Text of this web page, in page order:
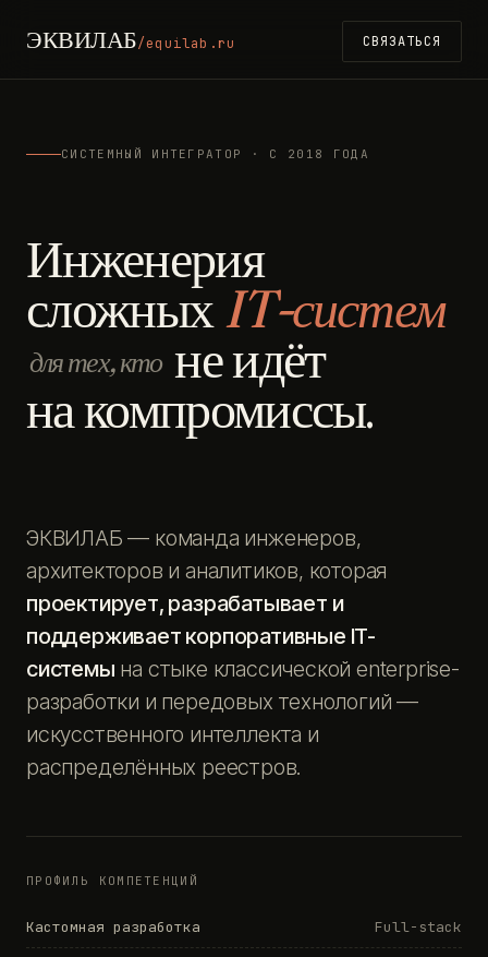
ЭКВИЛАБ/equilab.ru СВЯЗАТЬСЯ
СИСТЕМНЫЙ ИНТЕГРАТОР · С 2018 ГОДА
Инженерия
сложныхIT-систем
для тех, кто не идёт
на компромиссы.
ЭКВИЛАБ — команда инженеров,
архитекторов и аналитиков, которая
проектирует, разрабатывает и
поддерживает корпоративные IT-
системы на стыке классической enterprise-
разработки и передовых технологий —
искусственного интеллекта и
распределённых реестров.
ПРОФИЛЬ КОМПЕТЕНЦИЙ
Кастомная разработка Full-stack